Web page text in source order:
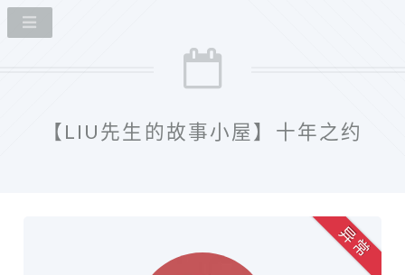
【LIU先生的故事小屋】十年之约
异 常